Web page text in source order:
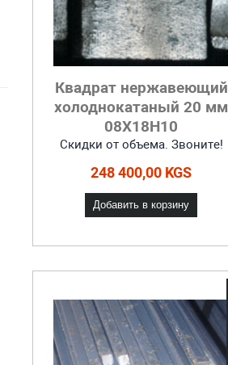
Квадрат нержавеющий
холоднокатаный 20 мм
08Х18Н10
Скидки от объема. Звоните!
248 400,00 KGS
Добавить в корзину